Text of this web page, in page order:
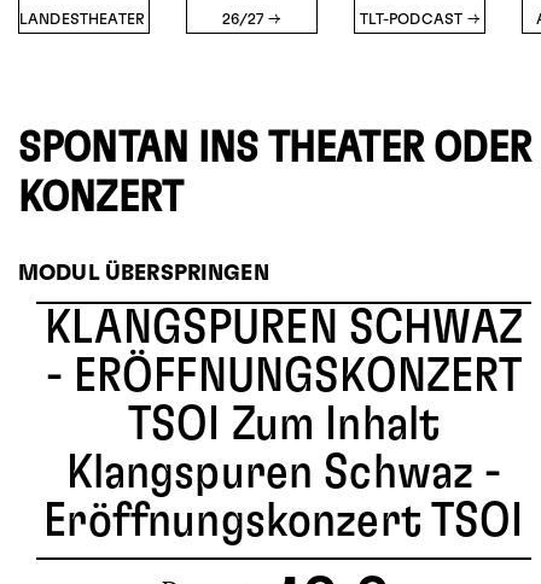
LANDESTHEATER
26/27
TLT-PODCAST
SPONTAN INS THEATER
KONZERT
MODUL ÜBERSPRINGEN
KLANGSPUREN SCHWAZ
- ERÖFFNUNGSKONZERT
TSOI Zum Inhalt
Klangspuren Schwaz -
Eröffnungskonzert TSOI